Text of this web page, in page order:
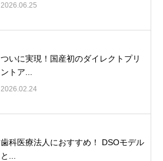
2026.06.25
ついに実現！国産初のダイレクトプリ
ントア...
2026.02.24
歯科医療法人におすすめ！ DSOモデル
と...